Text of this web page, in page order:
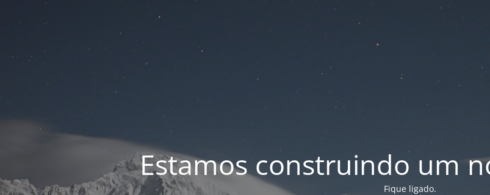
Estamos construindo um
Fique ligado.